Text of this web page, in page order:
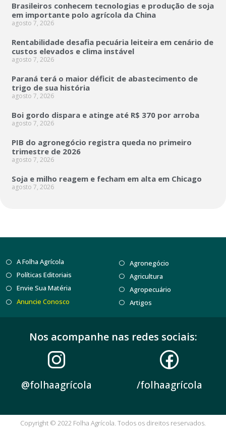
Brasileiros conhecem tecnologias e produção de soja
em importante polo agrícola da China
agosto 7, 2026
Rentabilidade desafia pecuária leiteira em cenário de
custos elevados e clima instável
agosto 7, 2026
Paraná terá o maior déficit de abastecimento de
trigo de sua história
agosto 7, 2026
Boi gordo dispara e atinge até R$ 370 por arroba
agosto 7, 2026
PIB do agronegócio registra queda no primeiro
trimestre de 2026
agosto 7, 2026
Soja e milho reagem e fecham em alta em Chicago
agosto 7, 2026
A Folha Agrícola
Políticas Editoriais
Envie Sua Matéria
Anuncie Conosco
Agronegócio
Agricultura
Agropecuário
Artigos
Nos acompanhe nas redes sociais:
@folhaagrícola /folhaagrícola
Copyright © 2022 Folha Agrícola. Todos os direitos reservados.